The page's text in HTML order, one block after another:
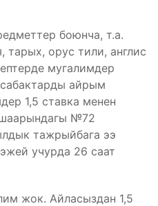
боюнча, т.а.
тарых, орус тили, англис
мугалимдер
айрым
1,5 ставка менен
№72
тажрыйбага ээ
учурда 26 саат
жок. Айласыздан 1,5